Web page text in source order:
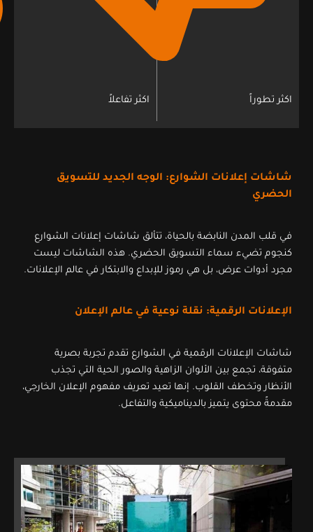
اكثر تطوراً اكثر تفاعلاً
شاشات إعلانات الشوارع: الوجه الجديد للتسويق
الحضري
في قلب المدن النابضة بالحياة، تتألق شاشات إعلانات الشوارع
كنجوم تضيء سماء التسويق الحضري. هذه الشاشات ليست
مجرد أدوات عرض، بل هي رموز للإبداع والابتكار في عالم الإعلانات.
الإعلانات الرقمية: نقلة نوعية في عالم الإعلان
شاشات الإعلانات الرقمية في الشوارع تقدم تجربة بصرية
متفوقة، تجمع بين الألوان الزاهية والصور الحية التي تجذب
الأنظار وتخطف القلوب. إنها تعيد تعريف مفهوم الإعلان الخارجي،
مقدمةً محتوى يتميز بالديناميكية والتفاعل.